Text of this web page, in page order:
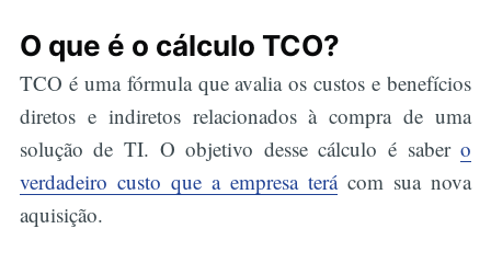
O que é o cálculo TCO?
TCO é uma fórmula que avalia os custos e benefícios
diretos e indiretos relacionados à compra de uma
solução de TI. O objetivo desse cálculo é sabero
verdadeiro custo que a empresa terácom sua nova
aquisição.